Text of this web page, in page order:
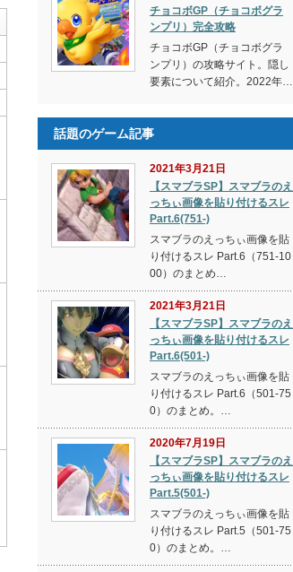
チョコボGP（チョコボグラ
ンプリ）完全攻略
チョコボGP（チョコボグラ
ンプリ）の攻略サイト。隠し
要素について紹介。2022年…
話題のゲーム記事
2021年3月21日
【スマブラSP】スマブラのえ
っちぃ画像を貼り付けるスレ
Part.6(751-)
スマブラのえっちぃ画像を貼
り付けるスレ Part.6（751-10
00）のまとめ…
2021年3月21日
【スマブラSP】スマブラのえ
っちぃ画像を貼り付けるスレ
Part.6(501-)
スマブラのえっちぃ画像を貼
り付けるスレ Part.6（501-75
0）のまとめ。…
2020年7月19日
【スマブラSP】スマブラのえ
っちぃ画像を貼り付けるスレ
Part.5(501-)
スマブラのえっちぃ画像を貼
り付けるスレ Part.5（501-75
0）のまとめ。…